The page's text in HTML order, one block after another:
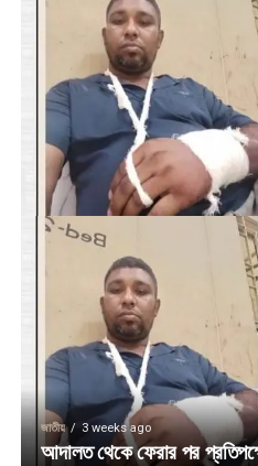
জাতীয় 3 weeks ago
আদালত থেকে ফেরার পর